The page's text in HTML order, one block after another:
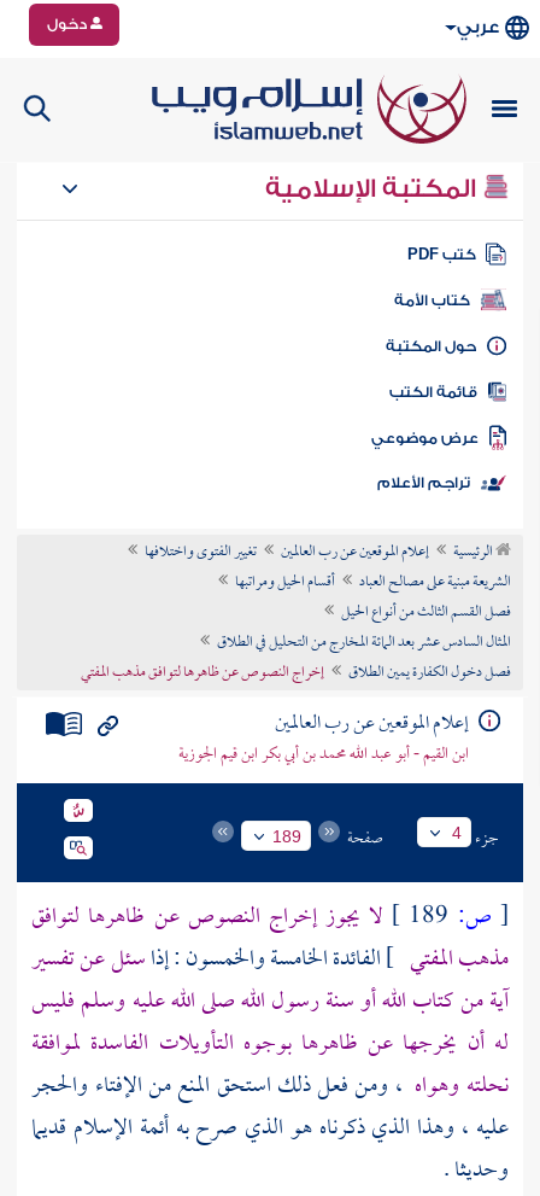
عربي دخول
المكتبة الإسلامية
كتب PDF
كتاب الأمة
المكتبة
الكتب
موضوعي
تراجم الأعلام
الرئيسية إعلام الموقعين عن رب العالمين
تغيير الفتوى واختلافها
الشريعة مبنية على مصالح العباد
أقسام الحيل ومراتبها
فصل القسم الثالث من أنواع الحيل
المثال السادس عشر بعد المائة المخارج من التحليل في الطلاق
فصل دخول الكفارة يمين الطلاق
إخراج النصوص عن ظاهرها لتوافق مذهب المفتي
إعلام الموقعين عن رب العالمين
ابن القيم - أبو عبد الله محمد بن أبي بكر ابن قيم الجوزية
جزء 4 صفحة 189
[ ص:
لا يجوز إخراج النصوص عن ظاهرها لتوافق
مذهب المفتي ] الفائدة الخامسة والخمسون : إذاسئل عن تفسير
آية من كتاب الله أو سنة رسول الله صلى الله عليه وسلم فليس
له أن يخرجها عن ظاهرها بوجوه التأويلات الفاسدة لموافقة
نحلته وهواه ، ومن فعل ذلك استحق المنع من الإفتاء والحجر
عليه ، وهذا الذي ذكرناه هو الذي صرح به أئمة الإسلام قديما
وحديثا .